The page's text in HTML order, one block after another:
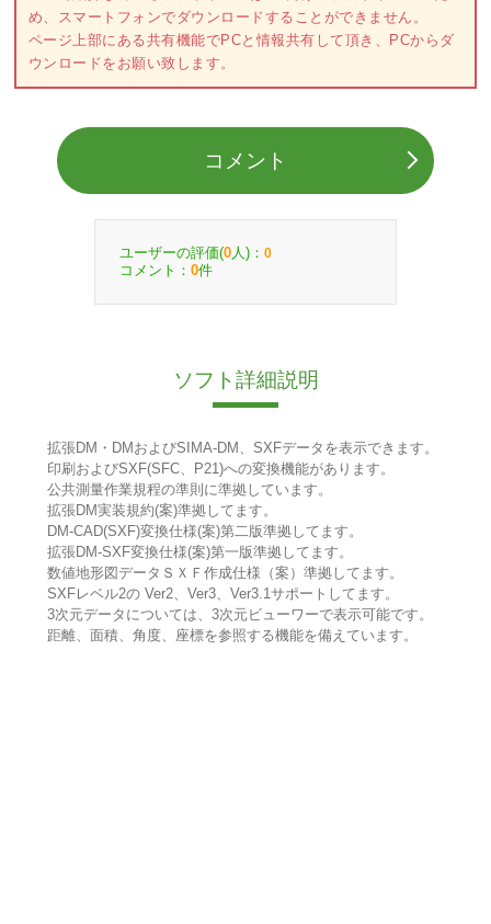
め、スマートフォンでダウンロードすることができません。
ページ上部にある共有機能でPCと情報共有して頂き、PCからダ
ウンロードをお願い致します。
コメント
ユーザーの評価(0 人)： 0
コメント： 0件
ソフト詳細説明
拡張DM・DMおよびSIMA-DM、SXFデータを表示できます。
印刷およびSXF(SFC、P21)への変換機能があります。
公共測量作業規程の準則に準拠しています。
拡張DM実装規約(案)準拠してます。
DM-CAD(SXF)変換仕様(案)第二版準拠してます。
拡張DM-SXF変換仕様(案)第一版準拠してます。
数値地形図データＳＸＦ作成仕様（案）準拠してます。
SXFレベル2の Ver2、Ver3、Ver3.1サポートしてます。
3次元データについては、3次元ビューワーで表示可能です。
距離、面積、角度、座標を参照する機能を備えています。